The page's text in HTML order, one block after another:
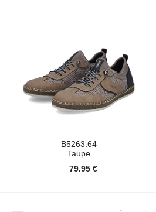
B5263.64
Taupe
79.95 €